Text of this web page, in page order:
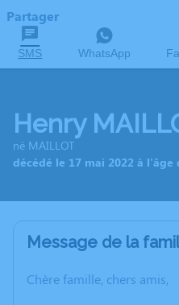
Partager
SMS WhatsApp
Henry
né MAILLOT
décédé le 17 mai 2022 à l'âge
Message de la
Chère famille, chers amis,